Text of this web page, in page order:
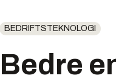
BEDRIFTSTEKNOLOGI
Bedre